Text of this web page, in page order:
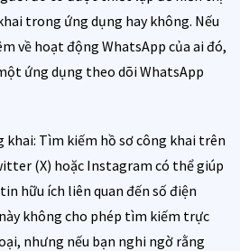
trong ứng dụng hay không. Nếu
về hoạt động WhatsApp của ai đó,
ứng dụng theo dõi WhatsApp
khai: Tìm kiếm hồ sơ công khai trên
(X) hoặc Instagram có thể giúp
hữu ích liên quan đến số điện
không cho phép tìm kiếm trực
nhưng nếu bạn nghi ngờ rằng